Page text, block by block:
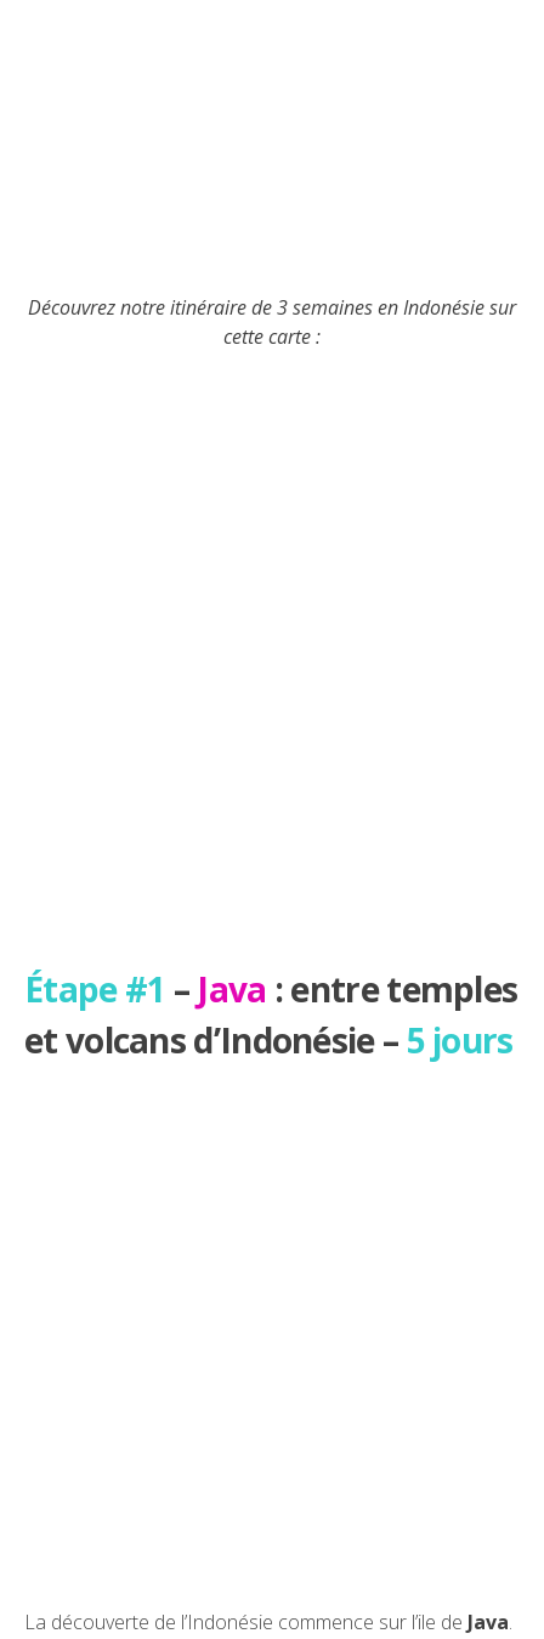
Découvrez notre itinéraire de 3 semaines en Indonésie sur
cette carte :
Étape #1 – Java : entre temples
et volcans d’Indonésie – 5 jours
La découverte de l’Indonésie commence sur l’ile de Java.